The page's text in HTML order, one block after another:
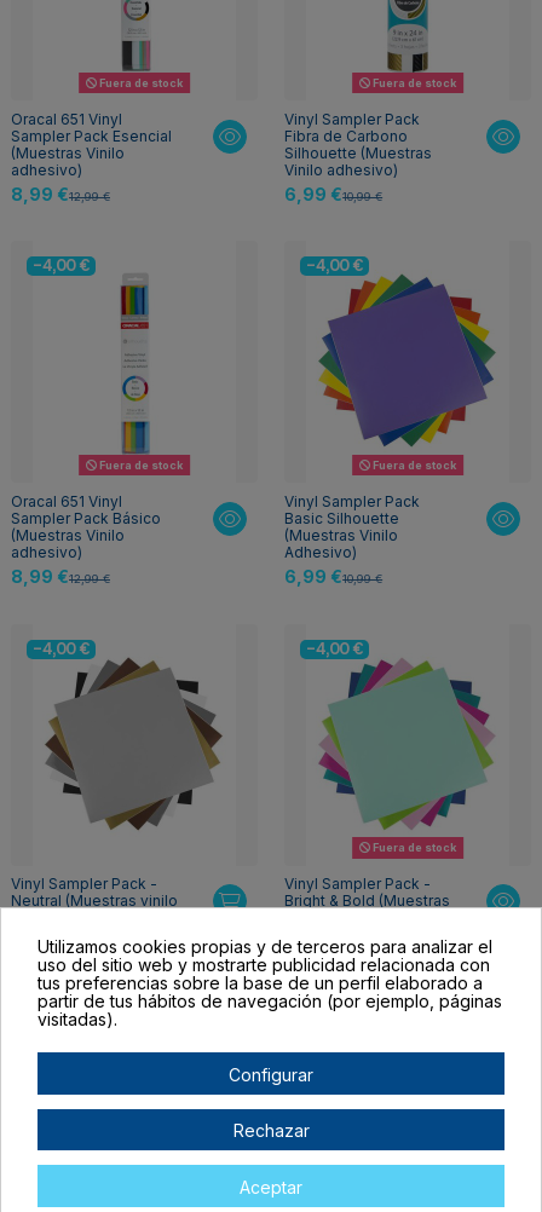
Fuera de stock
Oracal 651 Vinyl
Sampler Pack Esencial
(Muestras Vinilo
adhesivo)
8,99 €12,99 €
Fuera de stock
Vinyl Sampler Pack
Fibra de Carbono
Silhouette (Muestras
Vinilo adhesivo)
6,99 €10,99 €
-4,00 €
Fuera de stock
Oracal 651 Vinyl
Sampler Pack Básico
(Muestras Vinilo
adhesivo)
8,99 €12,99 €
-4,00 €
Fuera de stock
Vinyl Sampler Pack
Basic Silhouette
(Muestras Vinilo
Adhesivo)
6,99 €10,99 €
-4,00 €
Vinyl Sampler Pack -
Neutral (Muestras vinilo
6,99 €10,99 €
-4,00 €
Fuera de stock
Vinyl Sampler Pack -
Bright & Bold (Muestras
6,99 €10,99 €
-4,00 €
Utilizamos cookies propias y de terceros para analizar el
uso del sitio web y mostrarte publicidad relacionada con
tus preferencias sobre la base de un perfil elaborado a
partir de tus hábitos de navegación (por ejemplo, páginas
visitadas).
Configurar
Rechazar
Aceptar